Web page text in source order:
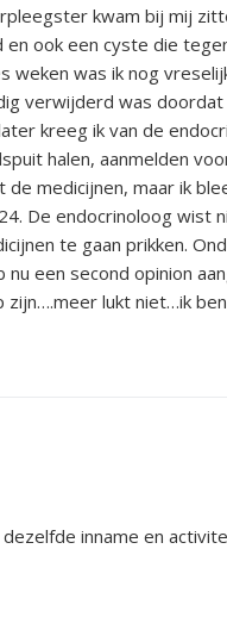
kwam bij mij
ook een cyste die
weken was ik nog
verwijderd was
kreeg ik van de
halen, aanmelden
medicijnen, maar ik
De endocrinoloog wist
te gaan prikken.
een second opinion
zijn….meer lukt niet…ik
inname en